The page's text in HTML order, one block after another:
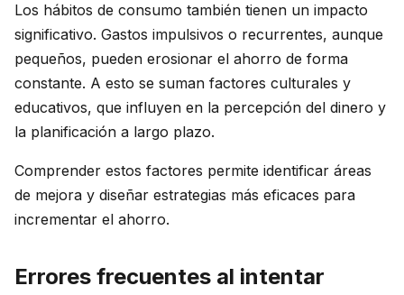
Los hábitos de consumo también tienen un impacto
significativo. Gastos impulsivos o recurrentes, aunque
pequeños, pueden erosionar el ahorro de forma
constante. A esto se suman factores culturales y
educativos, que influyen en la percepción del dinero y
la planificación a largo plazo.
Comprender estos factores permite identificar áreas
de mejora y diseñar estrategias más eficaces para
incrementar el ahorro.
Errores frecuentes al intentar